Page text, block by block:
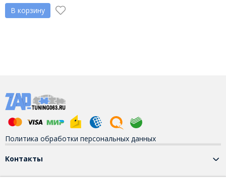
В корзину
Политика обработки персональных данных
Контакты